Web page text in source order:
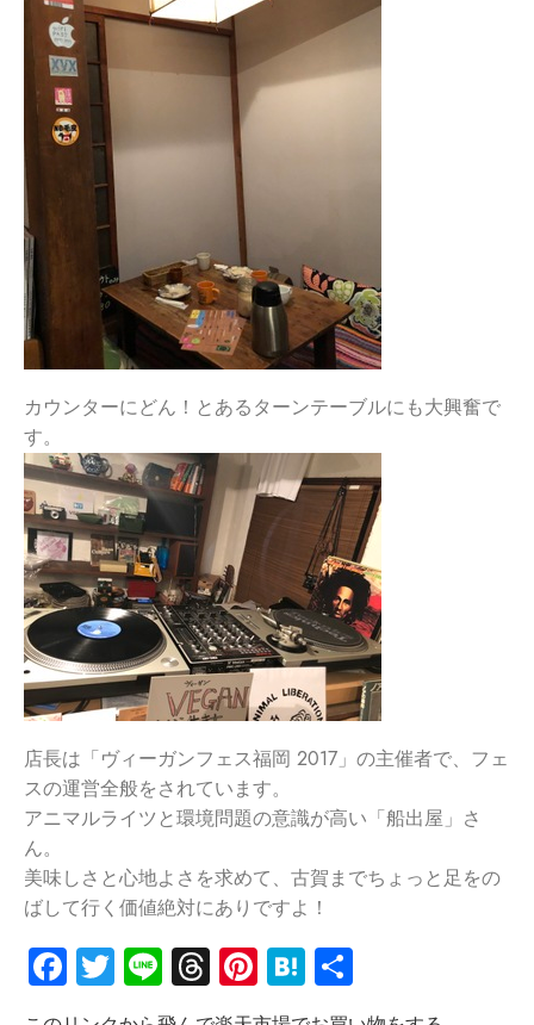
カウンターにどん！とあるターンテーブルにも大興奮で
す。
店長は「ヴィーガンフェス福岡 2017」の主催者で、フェ
スの運営全般をされています。
アニマルライツと環境問題の意識が高い「船出屋」さ
ん。
美味しさと心地よさを求めて、古賀までちょっと足をの
ばして行く価値絶対にありですよ！
Facebook
Twitter
LineThreads
Pinterest
Hatena
有